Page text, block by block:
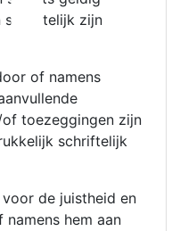
schriftelijk zijn
of namens
toezeggingen zijn
schriftelijk
de juistheid en
hem aan